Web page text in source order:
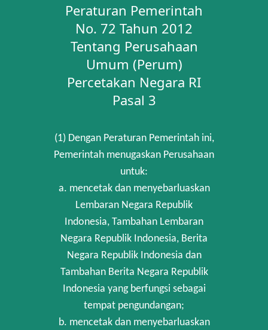
Peraturan Pemerintah
No. 72 Tahun 2012
Tentang Perusahaan
Umum (Perum)
Percetakan Negara RI
Pasal 3
(1) Dengan Peraturan Pemerintah ini,
Pemerintah menugaskan Perusahaan
untuk:
a. mencetak dan menyebarluaskan
Lembaran Negara Republik
Indonesia, Tambahan Lembaran
Negara Republik Indonesia, Berita
Negara Republik Indonesia dan
Tambahan Berita Negara Republik
Indonesia yang berfungsi sebagai
tempat pengundangan;
b. mencetak dan menyebarluaskan